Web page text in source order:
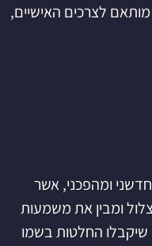
מותאם לצרכים האישיים,
ומהפכני, אשר
ומבין את משמעות
שיקבלו החלטות בשמו